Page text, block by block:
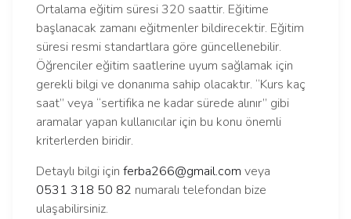
Ortalama eğitim süresi 320 saattir. Eğitime
başlanacak zamanı eğitmenler bildirecektir. Eğitim
süresi resmi standartlara göre güncellenebilir.
Öğrenciler eğitim saatlerine uyum sağlamak için
gerekli bilgi ve donanıma sahip olacaktır. “Kurs kaç
saat” veya “sertifika ne kadar sürede alınır” gibi
aramalar yapan kullanıcılar için bu konu önemli
kriterlerden biridir.
Detaylı bilgi için ferba266@gmail.com veya
0531 318 50 82 numaralı telefondan bize
ulaşabilirsiniz.